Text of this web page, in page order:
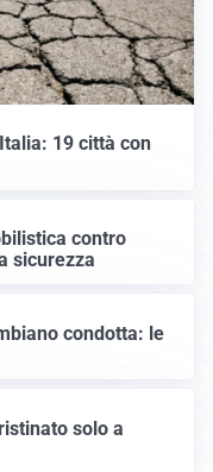
19 città con
contro
sicurezza
condotta: le
solo a